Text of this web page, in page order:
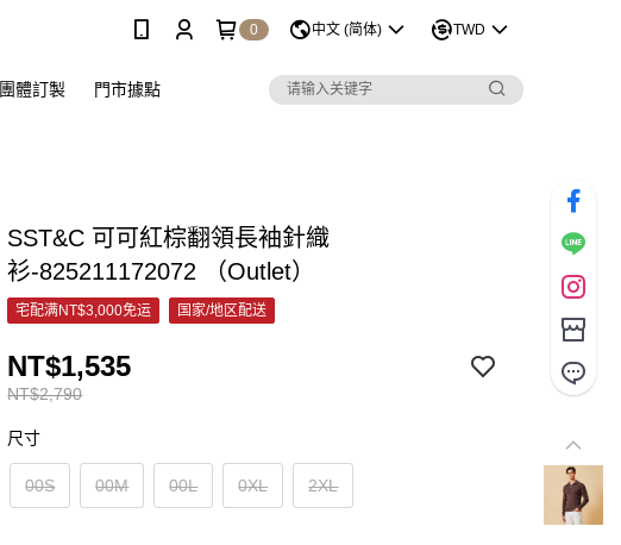
0 中文 (简体) TWD
團體訂製 門市據點
SST&C 可可紅棕翻領長袖針織
衫-825211172072 （Outlet）
宅配满NT$3,000免运 国家/地区配送
NT$2,790
NT$1,535
尺寸
00S 00M 00L 0XL 2XL